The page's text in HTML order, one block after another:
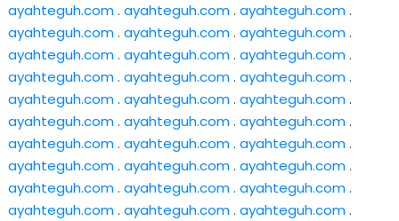
ayahteguh.com. ayahteguh.com. ayahteguh.com.
ayahteguh.com. ayahteguh.com. ayahteguh.com.
ayahteguh.com. ayahteguh.com. ayahteguh.com.
ayahteguh.com. ayahteguh.com. ayahteguh.com.
ayahteguh.com. ayahteguh.com. ayahteguh.com.
ayahteguh.com. ayahteguh.com. ayahteguh.com.
ayahteguh.com. ayahteguh.com. ayahteguh.com.
ayahteguh.com. ayahteguh.com. ayahteguh.com.
ayahteguh.com. ayahteguh.com. ayahteguh.com.
ayahteguh.com. ayahteguh.com. ayahteguh.com.